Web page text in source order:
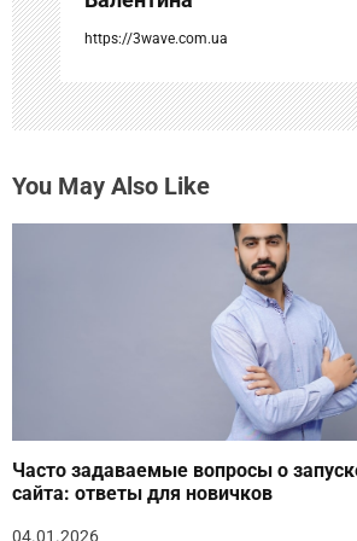
я
м
https://3wave.com.ua
You May Also Like
Часто задаваемые вопросы о
сайта: ответы для новичков
04.01.2026